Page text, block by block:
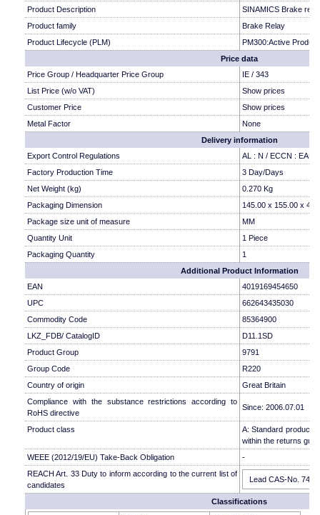
Product Description
SINAMICS Brake
Product family
Brake Relay
Product Lifecycle (PLM)
PM300:Active Product
Price data
Price Group / Headquarter Price Group
IE / 343
List Price (w/o VAT)
Show prices
Customer Price
Show prices
Metal Factor
None
Delivery information
Export Control Regulations
AL : N / ECCN :
Factory Production Time
3 Day/Days
Net Weight (kg)
0.270 Kg
Packaging Dimension
145.00 x 155.00 x
Package size unit of measure
MM
Quantity Unit
1 Piece
Packaging Quantity
1
Additional Product Information
EAN
4019169454650
UPC
662643435030
Commodity Code
85364900
LKZ_FDB/ CatalogID
D11.1SD
Product Group
9791
Group Code
R220
Country of origin
Great Britain
Compliance with the substance restrictions according to
RoHS directive
Since: 2006.07.01
Product class
A: Standard product
within the returns
WEEE (2012/19/EU) Take-Back Obligation
-
REACH Art. 33 Duty to inform according to the current list of
candidates
Lead CAS-No.
Classifications